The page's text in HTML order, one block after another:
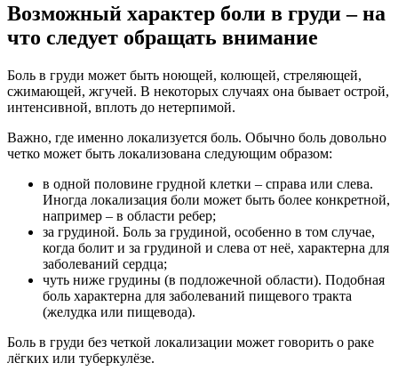
Возможный характер боли в груди – на
что следует обращать внимание
Боль в груди может быть ноющей, колющей, стреляющей,
сжимающей, жгучей. В некоторых случаях она бывает острой,
интенсивной, вплоть до нетерпимой.
Важно, где именно локализуется боль. Обычно боль довольно
четко может быть локализована следующим образом:
в одной половине грудной клетки – справа или слева.
Иногда локализация боли может быть более конкретной,
например – в области ребер;
за грудиной. Боль за грудиной, особенно в том случае,
когда болит и за грудиной и слева от неё, характерна для
заболеваний сердца;
чуть ниже грудины (в подложечной области). Подобная
боль характерна для заболеваний пищевого тракта
(желудка или пищевода).
Боль в груди без четкой локализации может говорить о раке
лёгких или туберкулёзе.